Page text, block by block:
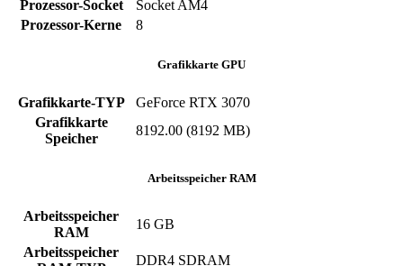
Prozessor-Socket
‎Socket AM4
Prozessor-Kerne
‎8
Grafikkarte GPU
Grafikkarte-TYP
GeForce RTX 3070
Grafikkarte
Speicher
‎8192.00 (8192 MB)
Arbeitsspeicher RAM
Arbeitsspeicher
RAM
‎16 GB
Arbeitsspeicher
‎DDR4 SDRAM